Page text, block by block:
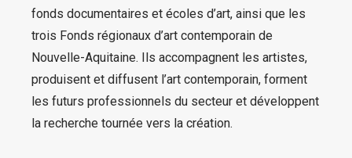
fonds documentaires et écoles d’art, ainsi que les
trois Fonds régionaux d’art contemporain de
Nouvelle-Aquitaine. Ils accompagnent les artistes,
produisent et diffusent l’art contemporain, forment
les futurs professionnels du secteur et développent
la recherche tournée vers la création.